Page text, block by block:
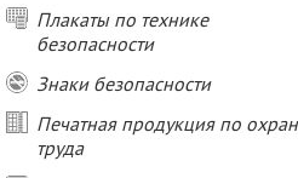
Плакаты по технике
безопасности
Знаки безопасности
Печатная продукция по
труда